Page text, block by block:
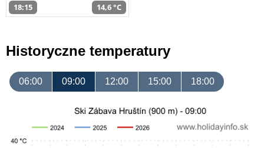
18:15 14,6 °C
Historyczne temperatury
06:00 09:00 12:00 15:00 18:00